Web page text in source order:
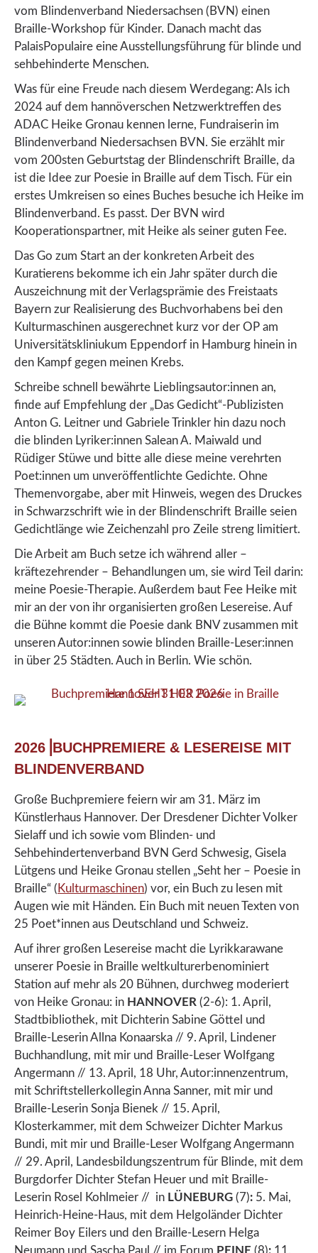
vom Blindenverband Niedersachsen (BVN) einen
Braille-Workshop für Kinder. Danach macht das
PalaisPopulaire eine Ausstellungsführung für blinde und
sehbehinderte Menschen.
Was für eine Freude nach diesem Werdegang: Als ich
2024 auf dem hannöverschen Netzwerktreffen des
ADAC Heike Gronau kennen lerne, Fundraiserin im
Blindenverband Niedersachsen BVN. Sie erzählt mir
vom 200sten Geburtstag der Blindenschrift Braille, da
ist die Idee zur Poesie in Braille auf dem Tisch. Für ein
erstes Umkreisen so eines Buches besuche ich Heike im
Blindenverband. Es passt. Der BVN wird
Kooperationspartner, mit Heike als seiner guten Fee.
Das Go zum Start an der konkreten Arbeit des
Kuratierens bekomme ich ein Jahr später durch die
Auszeichnung mit der Verlagsprämie des Freistaats
Bayern zur Realisierung des Buchvorhabens bei den
Kulturmaschinen ausgerechnet kurz vor der OP am
Universitätskliniukum Eppendorf in Hamburg hinein in
den Kampf gegen meinen Krebs.
Schreibe schnell bewährte Lieblingsautor:innen an,
finde auf Empfehlung der „Das Gedicht“-Publizisten
Anton G. Leitner und Gabriele Trinkler hin dazu noch
die blinden Lyriker:innen Salean A. Maiwald und
Rüdiger Stüwe und bitte alle diese meine verehrten
Poet:innen um unveröffentlichte Gedichte. Ohne
Themenvorgabe, aber mit Hinweis, wegen des Druckes
in Schwarzschrift wie in der Blindenschrift Braille seien
Gedichtlänge wie Zeichenzahl pro Zeile streng limitiert.
Die Arbeit am Buch setze ich während aller –
kräftezehrender – Behandlungen um, sie wird Teil darin:
meine Poesie-Therapie. Außerdem baut Fee Heike mit
mir an der von ihr organisierten großen Lesereise. Auf
die Bühne kommt die Poesie dank BNV zusammen mit
unseren Autor:innen sowie blinden Braille-Leser:innen
in über 25 Städten. Auch in Berlin. Wie schön.
2026⎟BUCHPREMIERE & LESEREISE MIT
BLINDENVERBAND
Große Buchpremiere feiern wir am 31. März im
Künstlerhaus Hannover. Der Dresdener Dichter Volker
Sielaff und ich sowie vom Blinden- und
Sehbehindertenverband BVN Gerd Schwesig, Gisela
Lütgens und Heike Gronau stellen „Seht her – Poesie in
Braille“ ( Kulturmaschinen) vor, ein Buch zu lesen mit
Augen wie mit Händen. Ein Buch mit neuen Texten von
25 Poet*innen aus Deutschland und Schweiz.
Auf ihrer großen Lesereise macht die Lyrikkarawane
unserer Poesie in Braille weltkulturerbenominiert
Station auf mehr als 20 Bühnen, durchweg moderiert
von Heike Gronau: in HANNOVER (2-6): 1. April,
Stadtbibliothek, mit Dichterin Sabine Göttel und
Braille-Leserin Allna Konaarska // 9. April, Lindener
Buchhandlung, mit mir und Braille-Leser Wolfgang
Angermann // 13. April, 18 Uhr, Autor:innenzentrum,
mit Schriftstellerkollegin Anna Sanner, mit mir und
Braille-Leserin Sonja Bienek // 15. April,
Klosterkammer, mit dem Schweizer Dichter Markus
Bundi, mit mir und Braille-Leser Wolfgang Angermann
// 29. April, Landesbildungszentrum für Blinde, mit dem
Burgdorfer Dichter Stefan Heuer und mit Braille-
Leserin Rosel Kohlmeier // in LÜNEBURG (7): 5. Mai,
Heinrich-Heine-Haus, mit dem Helgoländer Dichter
Reimer Boy Eilers und den Braille-Lesern Helga
Neumann und Sascha Paul // im Forum PEINE (8): 11.